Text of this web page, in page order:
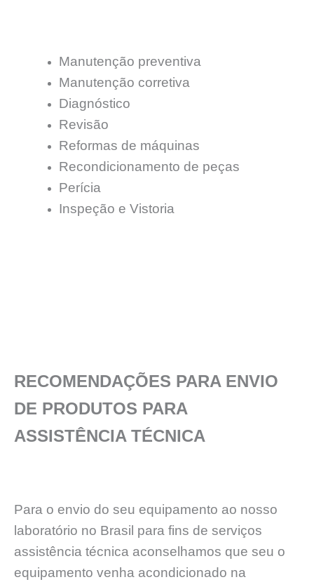
Manutenção preventiva
Manutenção corretiva
Diagnóstico
Revisão
Reformas de máquinas
Recondicionamento de peças
Perícia
Inspeção e Vistoria
RECOMENDAÇÕES PARA ENVIO
DE PRODUTOS PARA
ASSISTÊNCIA TÉCNICA
Para o envio do seu equipamento ao nosso
laboratório no Brasil para fins de serviços
assistência técnica aconselhamos que seu o
equipamento venha acondicionado na